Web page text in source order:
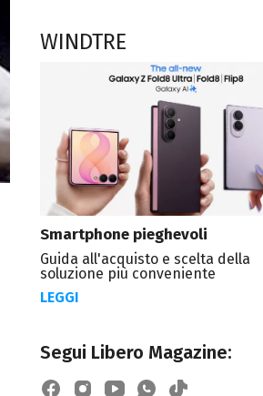
WINDTRE
Smartphone pieghevoli
Guida all'acquisto e scelta della
soluzione più conveniente
LEGGI
Segui Libero Magazine: